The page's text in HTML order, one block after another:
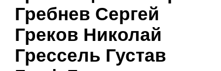
Гребнев Сергей
Греков Николай
Грессель Густав